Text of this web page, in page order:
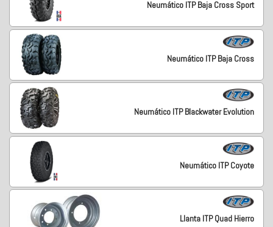
Neumático ITP Baja Cross Sport
Neumático ITP Baja Cross
Neumático ITP Blackwater Evolution
Neumático ITP Coyote
Llanta ITP Quad Hierro